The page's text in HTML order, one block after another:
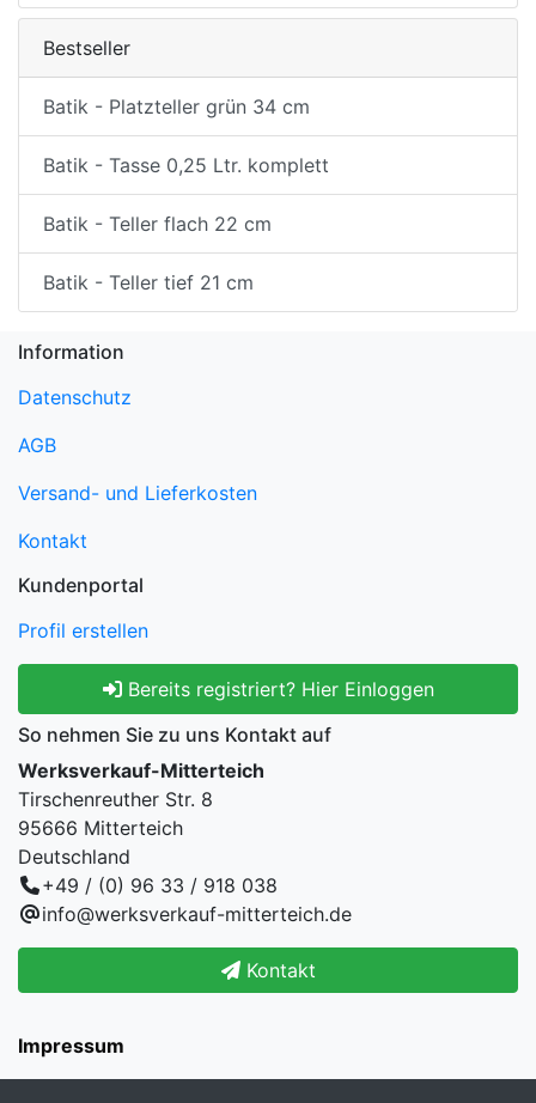
Bestseller
Batik - Platzteller grün 34 cm
Batik - Tasse 0,25 Ltr. komplett
Batik - Teller flach 22 cm
Batik - Teller tief 21 cm
Information
Datenschutz
AGB
Versand- und Lieferkosten
Kontakt
Kundenportal
Profil erstellen
Bereits registriert? Hier Einloggen
So nehmen Sie zu uns Kontakt auf
Werksverkauf-Mitterteich
Tirschenreuther Str. 8
95666 Mitterteich
Deutschland
+49 / (0) 96 33 / 918 038
info@werksverkauf-mitterteich.de
Kontakt
Impressum